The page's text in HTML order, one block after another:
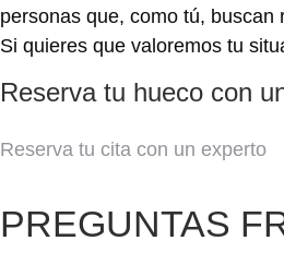
personas que, como tú,
Si quieres que valoremos tu
Reserva tu hueco con
Reserva tu cita con un experto
PREGUNTAS